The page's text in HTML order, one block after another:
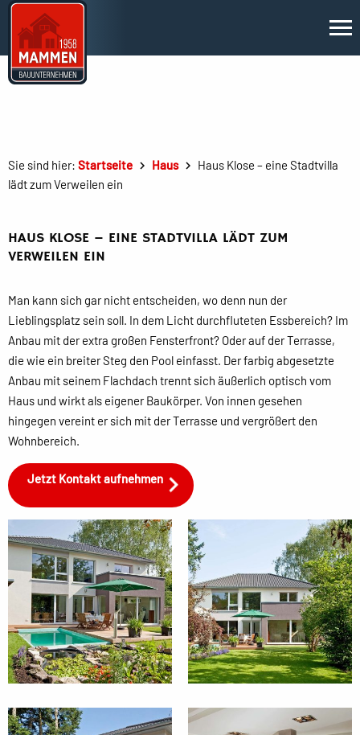
Sie sind hier: Startseite Haus
Haus Klose – eine Stadtvilla
lädt zum Verweilen ein
HAUS KLOSE – EINE STADTVILLA LÄDT ZUM
VERWEILEN EIN
Man kann sich gar nicht entscheiden, wo denn nun der
Lieblingsplatz sein soll. In dem Licht durchfluteten Essbereich? Im
Anbau mit der extra großen Fensterfront? Oder auf der Terrasse,
die wie ein breiter Steg den Pool einfasst. Der farbig abgesetzte
Anbau mit seinem Flachdach trennt sich äußerlich optisch vom
Haus und wirkt als eigener Baukörper. Von innen gesehen
hingegen vereint er sich mit der Terrasse und vergrößert den
Wohnbereich.
Jetzt Kontakt aufnehmen